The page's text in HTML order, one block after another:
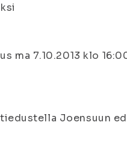
ma 7.10.2013 klo
Joensuun